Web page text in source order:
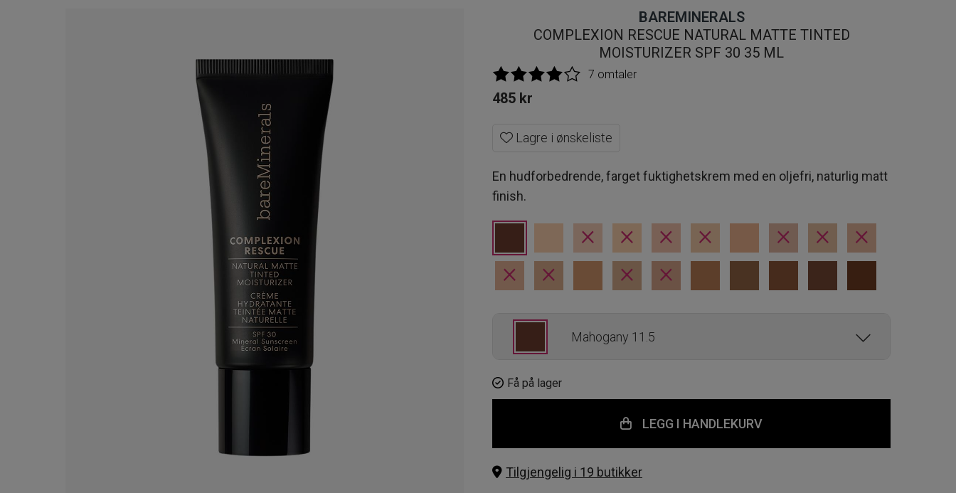
BAREMINERALS
COMPLEXION RESCUE NATURAL MATTE TINTED
MOISTURIZER SPF 30 35 ML
7 omtaler
485 kr
Lagre i ønskeliste
En hudforbedrende, farget fuktighetskrem med en oljefri, naturlig matt
finish.
× × × × × ×
×
×
× × ×
Mahogany 11.5
× Buttercream 03
Få på lager
LEGG I HANDLEKURV
Tilgjengelig i 19 butikker